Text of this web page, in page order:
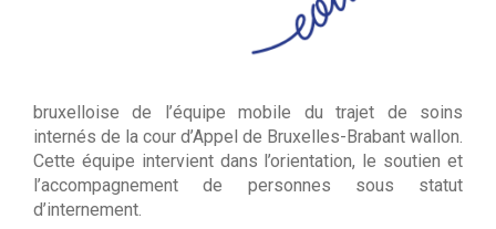
bruxelloise de l’équipe mobile du trajet de soins
internés de la cour d’Appel de Bruxelles-Brabant wallon.
Cette équipe intervient dans l’orientation, le soutien et
l’accompagnement de personnes sous statut
d’internement.